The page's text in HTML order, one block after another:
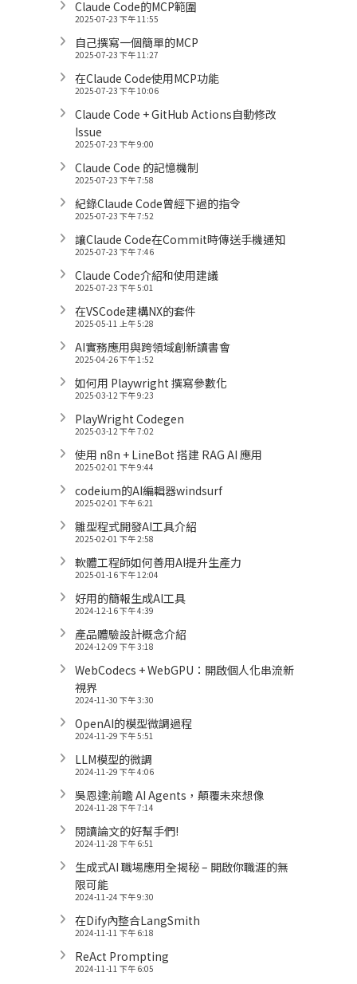
Claude Code的MCP範圍
2025-07-23 下午 11:55
自己撰寫一個簡單的MCP
2025-07-23 下午 11:27
在Claude Code使用MCP功能
2025-07-23 下午 10:06
Claude Code + GitHub Actions自動修改
Issue
2025-07-23 下午 9:00
Claude Code 的記憶機制
2025-07-23 下午 7:58
紀錄Claude Code曾經下過的指令
2025-07-23 下午 7:52
讓Claude Code在Commit時傳送手機通知
2025-07-23 下午 7:46
Claude Code介紹和使用建議
2025-07-23 下午 5:01
在VSCode建構NX的套件
2025-05-11 上午 5:28
AI實務應用與跨領域創新讀書會
2025-04-26 下午 1:52
如何用 Playwright 撰寫參數化
2025-03-12 下午 9:23
PlayWright Codegen
2025-03-12 下午 7:02
使用 n8n + LineBot 搭建 RAG AI 應用
2025-02-01 下午 9:44
codeium的AI編輯器windsurf
2025-02-01 下午 6:21
雛型程式開發AI工具介紹
2025-02-01 下午 2:58
軟體工程師如何善用AI提升生產力
2025-01-16 下午 12:04
好用的簡報生成AI工具
2024-12-16 下午 4:39
產品體驗設計概念介紹
2024-12-09 下午 3:18
WebCodecs + WebGPU：開啟個人化串流新
視界
2024-11-30 下午 3:30
OpenAI的模型微調過程
2024-11-29 下午 5:51
LLM模型的微調
2024-11-29 下午 4:06
吳恩達:前瞻 AI Agents，顛覆未來想像
2024-11-28 下午 7:14
閱讀論文的好幫手們!
2024-11-28 下午 6:51
生成式AI 職場應用全揭秘 – 開啟你職涯的無
限可能
2024-11-24 下午 9:30
在Dify內整合LangSmith
2024-11-11 下午 6:18
ReAct Prompting
2024-11-11 下午 6:05